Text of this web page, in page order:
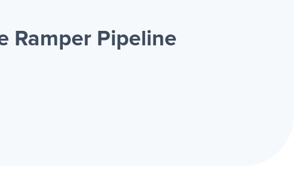
Ramper Pipeline